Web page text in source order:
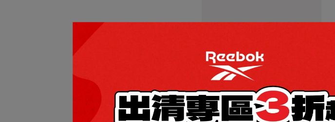
ULTRA LO休閒慢跑鞋_女
NT$2,448NT$2,880